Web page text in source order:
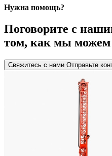
Нужна помощь?
Поговорите с
том, как мы можем
Свяжитесь с нами Отправьте